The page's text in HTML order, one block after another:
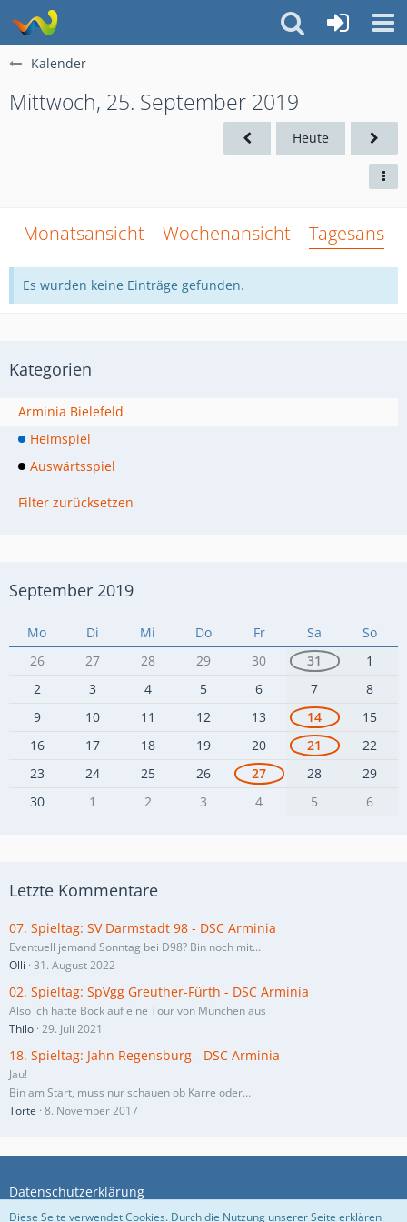
Kalender
Mittwoch, 25. September 2019
Heute
Monatsansicht Wochenansicht
Es wurden keine Einträge gefunden.
Kategorien
Arminia Bielefeld
Heimspiel
Auswärtsspiel
Filter zurücksetzen
September 2019
Mo Di Mi Do Fr Sa
So
26
27 28 29 30 31
1
2
3 4 5 6 7
8
9
10 11 12 13 14
15
16
17 18 19 20 21
22
23
24 25 26 27 28
29
30
1 2 3 4 5 6
Letzte Kommentare
07. Spieltag: SV Darmstadt 98 - DSC Arminia
Eventuell jemand Sonntag bei D98? Bin noch mit…
Olli 31. August 2022
02. Spieltag: SpVgg Greuther-Fürth - DSC Arminia
Also ich hätte Bock auf eine Tour von München aus
Thilo 29. Juli 2021
18. Spieltag: Jahn Regensburg - DSC Arminia
Jau!
Bin am Start, muss nur schauen ob Karre oder…
Torte 8. November 2017
Datenschutzerklärung
Diese Seite verwendet Cookies. Durch die Nutzung unserer Seite erklären